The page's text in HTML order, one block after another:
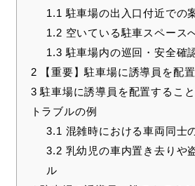
1.1 駐車場の出入口付近での
1.2 空いている駐車スペース
1.3 駐車場内の巡回・安全確
2 【重要】駐車場に誘導員を配
3 駐車場に誘導員を配置するこ
トラブルの例
3.1 混雑時における車両同士
3.2 乳幼児の車内置き去りや
ル